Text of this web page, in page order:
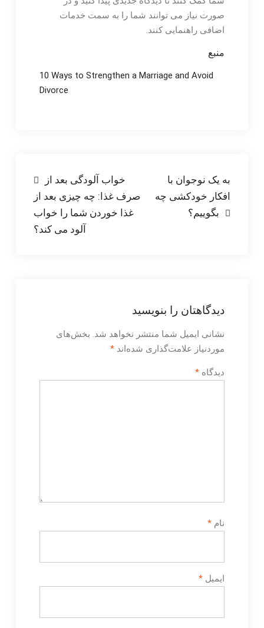
صورت نیاز می توانند شما را به سمت خدمات
اضافی راهنمایی کنند.
منبع
10 Ways to Strengthen a Marriage and Avoid
Divorce
راهبری
نوشته
خواب آلودگی بعد از
صرف غذا: چه چیزی بعد از
غذا خوردن شما را خواب
آلود می کند؟
به یک نوجوان با
افکار خودکشی چه
بگوییم؟
دیدگاهتان را بنویسید
نشانی ایمیل شما منتشر نخواهد شد. بخش‌های
موردنیاز علامت‌گذاری شده‌اند *
دیدگاه *
نام *
ایمیل *